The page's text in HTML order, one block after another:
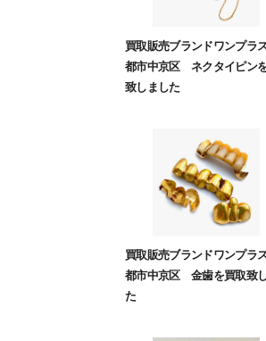
買取販売ブランドワンプ
都市中京区 ネクタイピン
致しました
買取販売ブランドワンプ
都市中京区 金歯を買取致
た